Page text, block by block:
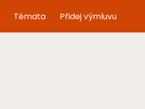
Témata Přidej výmluvu